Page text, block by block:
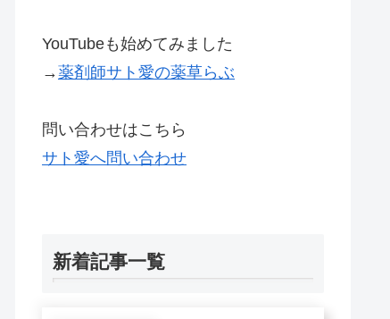
YouTubeも始めてみました
→薬剤師サト愛の薬草らぶ
問い合わせはこちら
サト愛へ問い合わせ
新着記事一覧